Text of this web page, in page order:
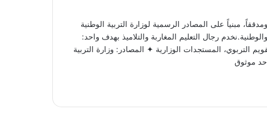
مبنياً على المصادر الرسمية لوزارة التربية الوطنية
رجال التعليم المغاربة والتلاميذ بهدف واحد:
التربوي، المستجدات الوزارية ✦ المصادر: وزارة التربية
موثوق